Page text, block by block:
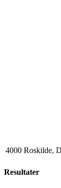
4000 Roskilde,
Resultater